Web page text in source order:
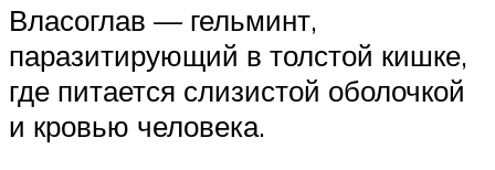
Власоглав — гельминт,
паразитирующий в толстой кишке,
где питается слизистой оболочкой
и кровью человека.